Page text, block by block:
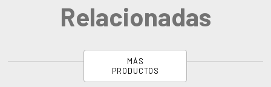
Relacionadas
MÁS
PRODUCTOS